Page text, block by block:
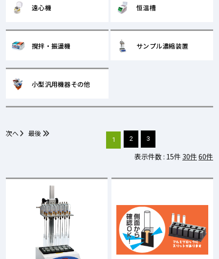
遠心機 恒温槽
撹拌・振盪機 サンプル濃縮装置
小型汎用機器その他
1 2 3
次へ 最後
表示件数 : 15件 30件 60件